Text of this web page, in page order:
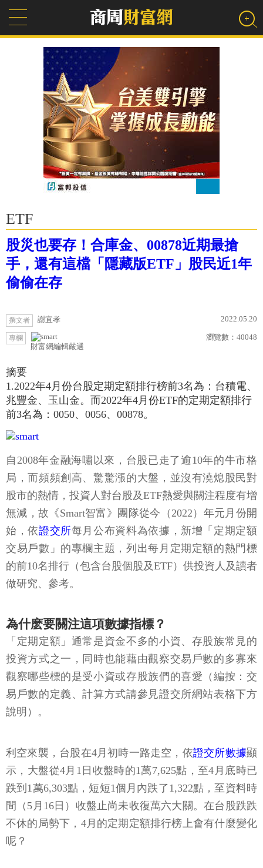
ETF
股災也要存！合庫金、00878近期最搶
手，還有這檔「隱藏版ETF」股民近1年
偷偷在存
撰文者 謝宜孝 2022.05.20
專欄
財富網編輯嚴選
瀏覽數： 40048
摘要
1.2022年4月份台股定期定額排行榜前3名為：台積電、
兆豐金、玉山金。而2022年4月份ETF的定期定額排行
前3名為：0050、0056、00878。
自2008年金融海嘯以來，台股已走了逾10年的牛市格
局，而頻頻創高、驚驚漲的大盤，並沒有澆熄股民對
股市的熱情，投資人對台股及ETF熱愛與關注程度有增
無減，故《Smart智富》團隊從今（2022）年元月份開
始，依證交所每月公布資料為依據，新增「定期定額
交易戶數」的專欄主題，列出每月定期定額的熱門標
的前10名排行（包含台股個股及ETF）供投資人及讀者
做研究、參考。
為什麽要關注這項數據指標？
「定期定額」通常是資金不多的小資、存股族常見的
投資方式之一，同時也能藉由觀察交易戶數的多寡來
觀察哪些標的是受小資或存股族們的喜愛（編按：交
易戶數的定義、計算方式請參見證交所網站表格下方
說明）。
利空來襲，台股在4月初時一路走空，依證交所數據顯
示，大盤從4月1日收盤時的1萬7,625點，至4月底時已
跌到1萬6,303點，短短1個月內跌了1,322點，至資料時
間（5月16日）收盤止尚未收復萬六大關。在台股跌跌
不休的局勢下，4月的定期定額排行榜上會有什麼變化
呢？